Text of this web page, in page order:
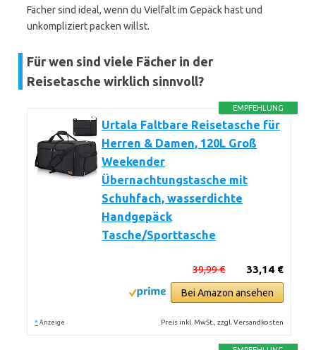
Fächer sind ideal, wenn du Vielfalt im Gepäck hast und
unkompliziert packen willst.
Für wen sind viele Fächer in der
Reisetasche wirklich sinnvoll?
EMPFEHLUNG
Urtala Faltbare Reisetasche für
Herren & Damen, 120L Groß
Weekender
Übernachtungstasche mit
Schuhfach, wasserdichte
Handgepäck
Tasche/Sporttasche
33,14 €
39,99 €
Bei Amazon ansehen
* Anzeige Preis inkl. MwSt., zzgl. Versandkosten